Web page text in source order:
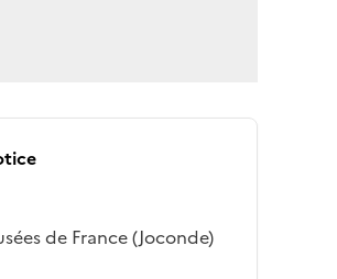
de France (Joconde)